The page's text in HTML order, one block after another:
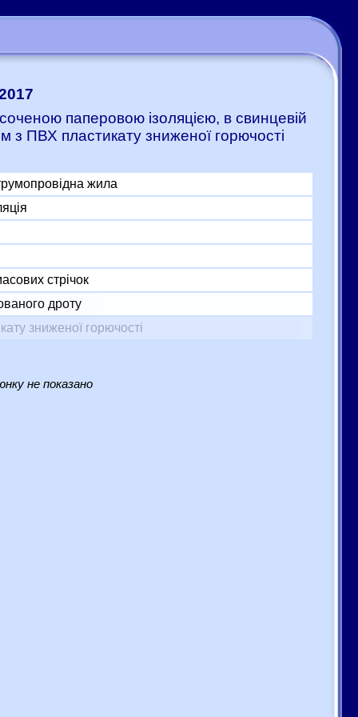
паперовою ізоляцією, в свинцевій
з ПВХ пластикату зниженої горючості
жила
стрічок
дроту
зниженої горючості
не показано